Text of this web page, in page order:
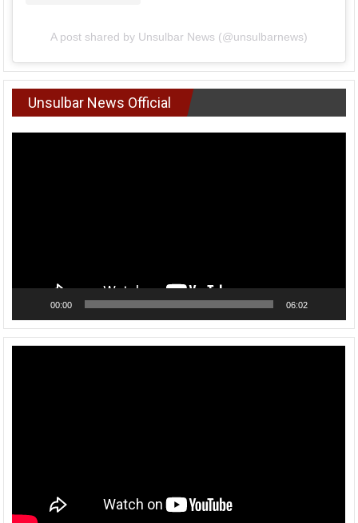
A post shared by Unsulbar News (@unsulbarnews)
Unsulbar News Official
00:00 06:02